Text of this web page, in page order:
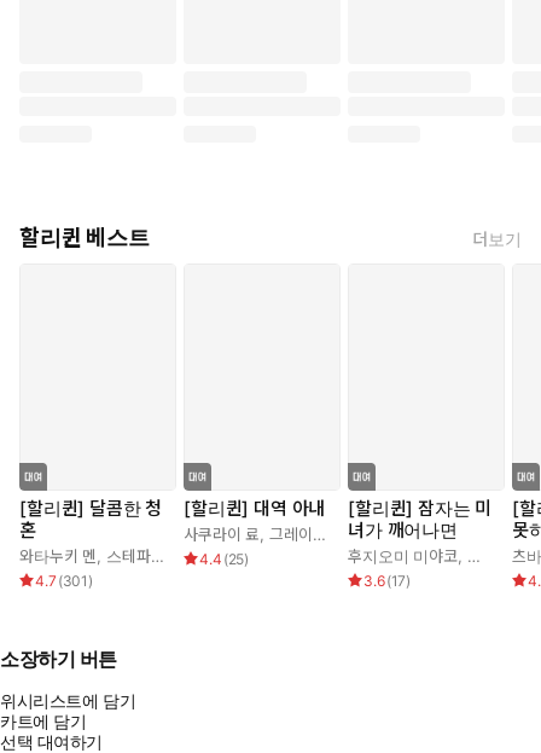
할리퀸 베스트 더보기
[할리퀸] 달콤한 청
혼
와타누키 멘, 스테파니 로렌스
4.7 (301 )
[할리퀸] 대역 아내
사쿠라이 료, 그레이스 그린
4.4 (25)
[할리퀸] 잠자는 미
녀가 깨어나면
후지오미 미야코, 조안 엘리
3.6(17)
[할
못
신
츠
소장하기 버튼
위시리스트에 담기
카트에 담기
선택 대여하기